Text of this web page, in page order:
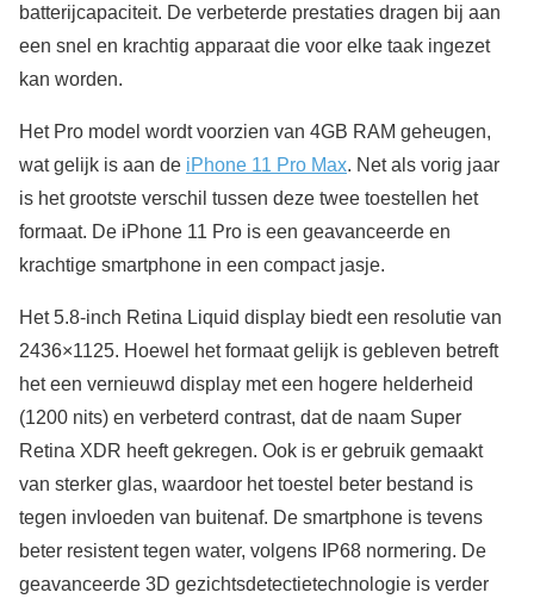
batterijcapaciteit. De verbeterde prestaties dragen bij aan
een snel en krachtig apparaat die voor elke taak ingezet
kan worden.
Het Pro model wordt voorzien van 4GB RAM geheugen,
wat gelijk is aan de iPhone 11 Pro Max. Net als vorig jaar
is het grootste verschil tussen deze twee toestellen het
formaat. De iPhone 11 Pro is een geavanceerde en
krachtige smartphone in een compact jasje.
Het 5.8-inch Retina Liquid display biedt een resolutie van
2436×1125. Hoewel het formaat gelijk is gebleven betreft
het een vernieuwd display met een hogere helderheid
(1200 nits) en verbeterd contrast, dat de naam Super
Retina XDR heeft gekregen. Ook is er gebruik gemaakt
van sterker glas, waardoor het toestel beter bestand is
tegen invloeden van buitenaf. De smartphone is tevens
beter resistent tegen water, volgens IP68 normering. De
geavanceerde 3D gezichtsdetectietechnologie is verder